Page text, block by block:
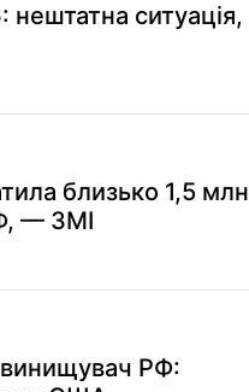
нештатна ситуація,
близько 1,5 млн
— ЗМІ
винищувач РФ: